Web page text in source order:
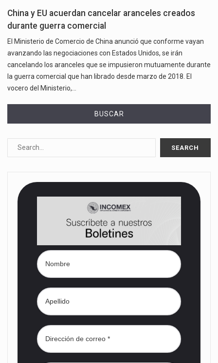
China y EU acuerdan cancelar aranceles creados
durante guerra comercial
El Ministerio de Comercio de China anunció que conforme vayan
avanzando las negociaciones con Estados Unidos, se irán
cancelando los aranceles que se impusieron mutuamente durante
la guerra comercial que han librado desde marzo de 2018. El
vocero del Ministerio,…
BUSCAR